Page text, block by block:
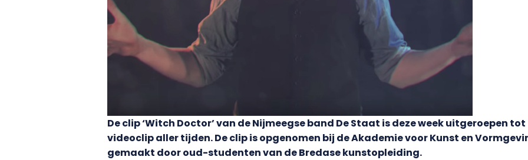
De clip ‘Witch Doctor’ van de Nijmeegse band De Staat is deze week uitgeroepen
videoclip aller tijden. De clip is opgenomen bij de Akademie voor Kunst en
gemaakt door oud-studenten van de Bredase kunstopleiding.